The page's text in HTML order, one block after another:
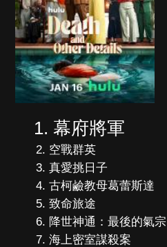
幕府將軍
空戰群英
真愛挑日子
古柯鹼教母葛蕾斯達
致命旅途
降世神通：最後的氣宗
海上密室謀殺案